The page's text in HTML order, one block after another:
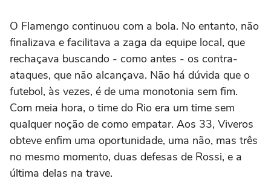
O Flamengo continuou com a bola. No entanto, não
finalizava e facilitava a zaga da equipe local, que
rechaçava buscando - como antes - os contra-
ataques, que não alcançava. Não há dúvida que o
futebol, às vezes, é de uma monotonia sem fim.
Com meia hora, o time do Rio era um time sem
qualquer noção de como empatar. Aos 33, Viveros
obteve enfim uma oportunidade, uma não, mas três
no mesmo momento, duas defesas de Rossi, e a
última delas na trave.